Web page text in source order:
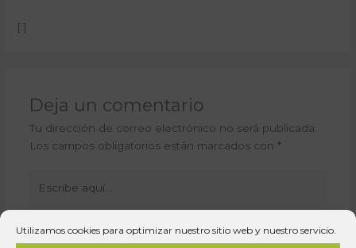
Utilizamos cookies para optimizar nuestro sitio web y nuestro servicio.
[:]
Deja un comentario
Tu dirección de correo electrónico no será publicada.
Los campos obligatorios están marcados con *
aquí...